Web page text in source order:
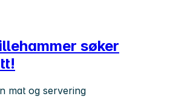
søker
mat og servering